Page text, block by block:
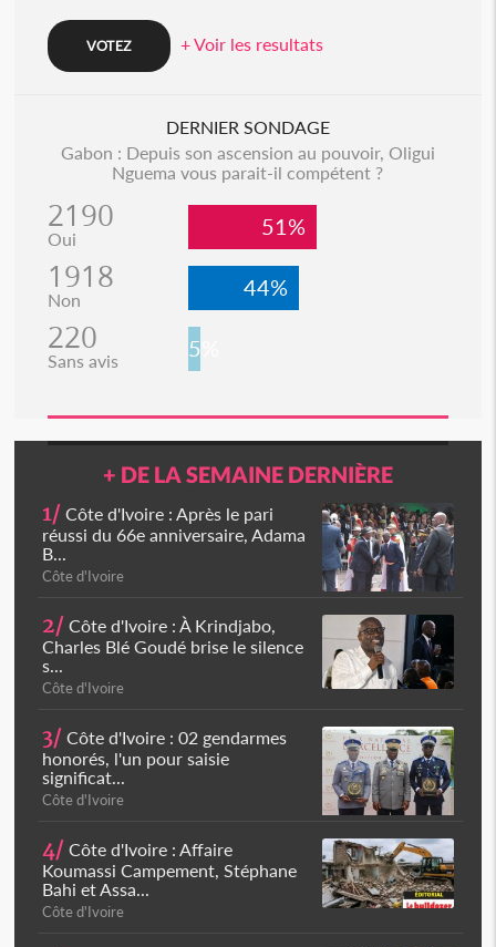
+ Voir les resultats
DERNIER SONDAGE
Gabon : Depuis son ascension au pouvoir, Oligui
Nguema vous parait-il compétent ?
2190
Oui 51%
1918
Non 44%
220
Sans avis 5%
+ DE LA SEMAINE DERNIÈRE
1/ Côte d'Ivoire : Après le pari
réussi du 66e anniversaire, Adama
B...
Côte d'Ivoire
2/ Côte d'Ivoire : À Krindjabo,
Charles Blé Goudé brise le silence
s...
Côte d'Ivoire
3/ Côte d'Ivoire : 02 gendarmes
honorés, l'un pour saisie
significat...
Côte d'Ivoire
4/ Côte d'Ivoire : Affaire
Koumassi Campement, Stéphane
Bahi et Assa...
Côte d'Ivoire